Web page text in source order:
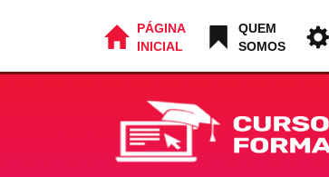
PÁGINA
INICIAL
QUEM
SOMOS